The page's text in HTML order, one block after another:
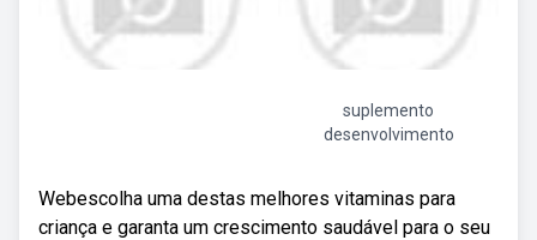
suplemento
desenvolvimento
Webescolha uma destas melhores vitaminas para
criança e garanta um crescimento saudável para o seu